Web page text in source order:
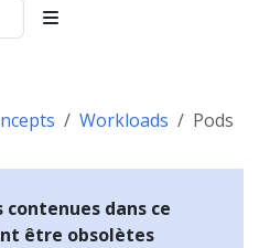
Workloads Pods
dans ce
être obsolètes